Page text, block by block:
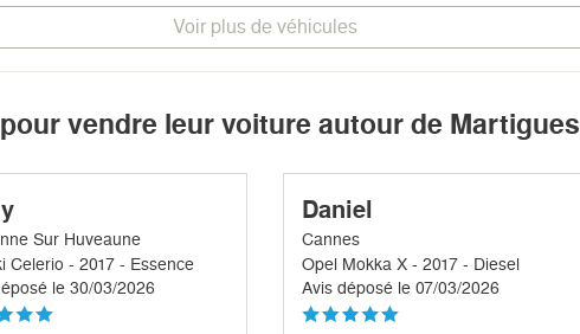
Voir plus de véhicules
vendre leur voiture autour de Martigues
Sur Huveaune
Celerio - 2017 - Essence
le 30/03/2026
Daniel
Cannes
Opel Mokka X - 2017 - Diesel
Avis déposé le 07/03/2026